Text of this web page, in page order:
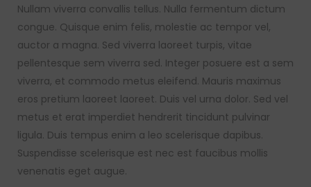
Nullam viverra convallis tellus. Nulla fermentum dictum
congue. Quisque enim felis, molestie ac tempor vel,
auctor a magna. Sed viverra laoreet turpis, vitae
pellentesque sem viverra sed. Integer posuere est a sem
viverra, et commodo metus eleifend. Mauris maximus
eros pretium laoreet laoreet. Duis vel urna dolor. Sed vel
metus et erat imperdiet hendrerit tincidunt pulvinar
ligula. Duis tempus enim a leo scelerisque dapibus.
Suspendisse scelerisque est nec est faucibus mollis
venenatis eget augue.